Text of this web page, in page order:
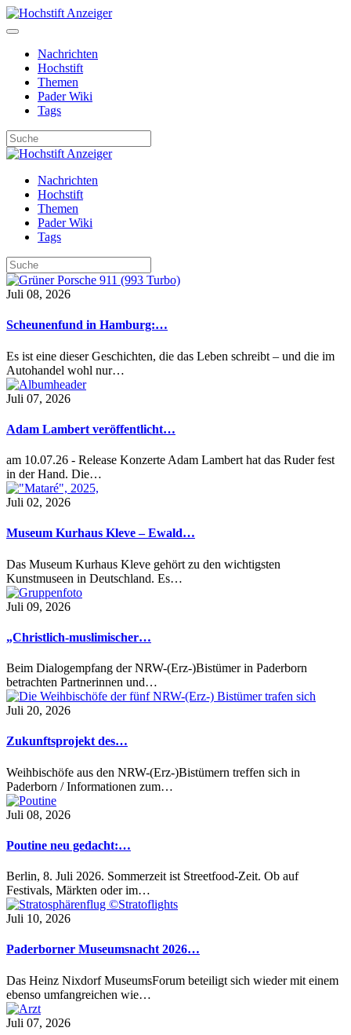
Nachrichten
Hochstift
Themen
Pader Wiki
Tags
Nachrichten
Hochstift
Themen
Pader Wiki
Tags
Juli 08, 2026
Scheunenfund in Hamburg:…
Es ist eine dieser Geschichten, die das Leben schreibt – und die im
Autohandel wohl nur…
Juli 07, 2026
Adam Lambert veröffentlicht…
am 10.07.26 - Release Konzerte Adam Lambert hat das Ruder fest
in der Hand. Die…
Juli 02, 2026
Museum Kurhaus Kleve – Ewald…
Das Museum Kurhaus Kleve gehört zu den wichtigsten
Kunstmuseen in Deutschland. Es…
Juli 09, 2026
„Christlich-muslimischer…
Beim Dialogempfang der NRW-(Erz-)Bistümer in Paderborn
betrachten Partnerinnen und…
Juli 20, 2026
Zukunftsprojekt des…
Weihbischöfe aus den NRW-(Erz-)Bistümern treffen sich in
Paderborn / Informationen zum…
Juli 08, 2026
Poutine neu gedacht:…
Berlin, 8. Juli 2026. Sommerzeit ist Streetfood-Zeit. Ob auf
Festivals, Märkten oder im…
Juli 10, 2026
Paderborner Museumsnacht 2026…
Das Heinz Nixdorf MuseumsForum beteiligt sich wieder mit einem
ebenso umfangreichen wie…
Juli 07, 2026